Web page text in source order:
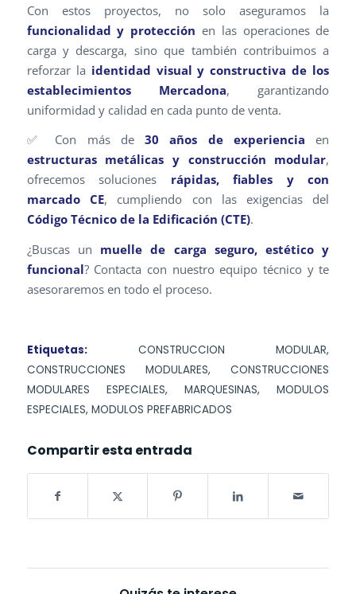
Con estos proyectos, no solo aseguramos la
funcionalidad y protección en las operaciones de
carga y descarga, sino que también contribuimos a
reforzar la identidad visual y constructiva de los
establecimientos Mercadona, garantizando
uniformidad y calidad en cada punto de venta.
✅ Con más de30 años de experiencia en
estructuras metálicas y construcción modular,
ofrecemos soluciones rápidas, fiables y con
marcado CE, cumpliendo con las exigencias del
Código Técnico de la Edificación (CTE).
¿Buscas un muelle de carga seguro, estético y
funcional? Contacta con nuestro equipo técnico y te
asesoraremos en todo el proceso.
Etiquetas: CONSTRUCCION MODULAR,
CONSTRUCCIONES MODULARES,CONSTRUCCIONES
MODULARES ESPECIALES,MARQUESINAS,MODULOS
ESPECIALES, MODULOS PREFABRICADOS
Compartir esta entrada